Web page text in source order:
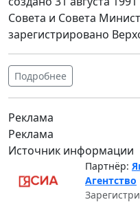
Совета и Совета
зарегистрировано
Подробнее
Реклама
Реклама
Источник информации
Партнёр:
Агентство